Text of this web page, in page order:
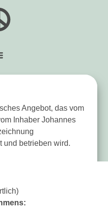
Angebot, das vom
Inhaber Johannes
und betrieben wird.